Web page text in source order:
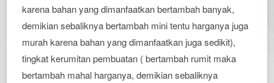
karena bahan yang dimanfaatkan bertambah banyak,
demikian sebaliknya bertambah mini tentu harganya juga
murah karena bahan yang dimanfaatkan juga sedikit),
tingkat kerumitan pembuatan ( bertambah rumit maka
bertambah mahal harganya, demikian sebaliknya